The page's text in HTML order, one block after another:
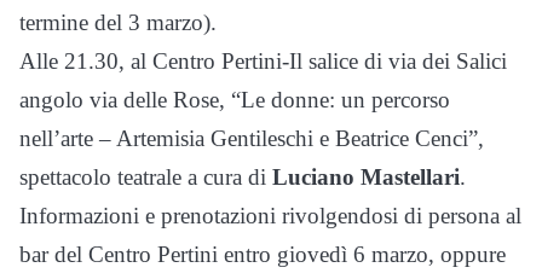
termine del 3 marzo).
Alle 21.30, al Centro Pertini-Il salice di via dei Salici
angolo via delle Rose, “Le donne: un percorso
nell’arte – Artemisia Gentileschi e Beatrice Cenci”,
spettacolo teatrale a cura di Luciano Mastellari.
Informazioni e prenotazioni rivolgendosi di persona al
bar del Centro Pertini entro giovedì 6 marzo, oppure